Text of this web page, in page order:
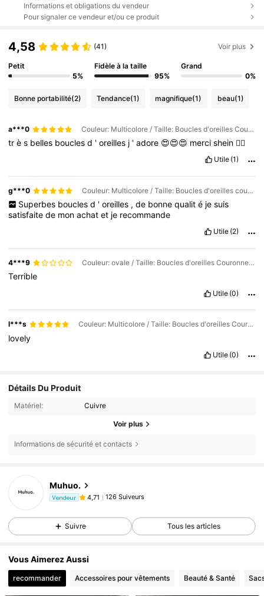
Informations et obligations du vendeur
Pour signaler ce vendeur et/ou ce produit
4,58 (41) Voir plus
Petit
5%
Fidèle à la taille
95%
Grand
0%
Bonne portabilité(2) Tendance(1) magnifique(1) beau(1)
a***0 Couleur: Multicolore / Taille: Boucles d'oreilles Couronne d'or
très belles bouclesd 'oreilles j 'adore 😍😍😍 mercishein 👍🏾
Utile (1)
g***0 Couleur: Multicolore / Taille: Boucles d'oreilles couronne en argent
Superbes boucles d ' oreilles , de bonne qualit é je suis
satisfaitede monachatet je recommande
Utile (2)
4***9 Couleur: ovale / Taille: Boucles d'oreilles Couronne d'or
Terrible
Utile (0)
l***s Couleur: Multicolore / Taille: Boucles d'oreilles Couronne d'or
lovely
Utile (0)
Détails Du Produit
Matériel: Cuivre
Voir plus
Informations de sécurité et contacts
Muhuo.
Vendeur 4,71 126 Suiveurs
Suivre Tous les articles
Vous Aimerez Aussi
recommander Accessoires pour vêtements Beauté & Santé